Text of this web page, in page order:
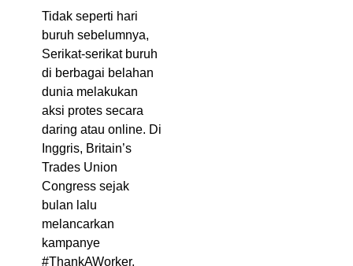
Tidak seperti hari
buruh sebelumnya,
Serikat-serikat buruh
di berbagai belahan
dunia melakukan
aksi protes secara
daring atau online. Di
Inggris, Britain’s
Trades Union
Congress sejak
bulan lalu
melancarkan
kampanye
#ThankAWorker.